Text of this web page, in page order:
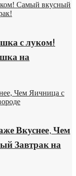
Самый вкусный
с луком!
на
Чем Яичница с
Вкуснее, Чем
Завтрак на